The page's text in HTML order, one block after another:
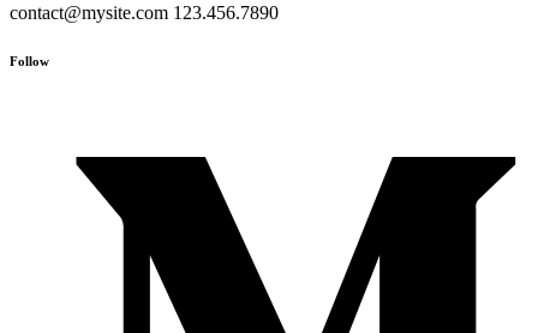
contact@mysite.com 123.456.7890
Follow